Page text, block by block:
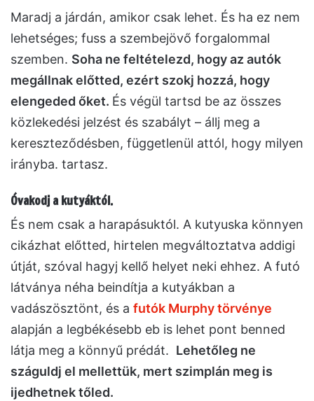
Maradj a járdán, amikor csak lehet. És ha ez nem
lehetséges; fuss a szembejövő forgalommal
szemben. Soha ne feltételezd, hogy az autók
megállnak előtted, ezért szokj hozzá, hogy
elengeded őket. És végül tartsd be az összes
közlekedési jelzést és szabályt – állj meg a
kereszteződésben, függetlenül attól, hogy milyen
irányba. tartasz.
Óvakodj a kutyáktól.
És nem csak a harapásuktól. A kutyuska könnyen
cikázhat előtted, hirtelen megváltoztatva addigi
útját, szóval hagyj kellő helyet neki ehhez. A futó
látványa néha beindítja a kutyákban a
vadászösztönt, és a futók Murphy törvénye
alapján a legbékésebb eb is lehet pont benned
látja meg a könnyű prédát. Lehetőleg ne
száguldj el mellettük, mert szimplán meg is
ijedhetnek tőled.